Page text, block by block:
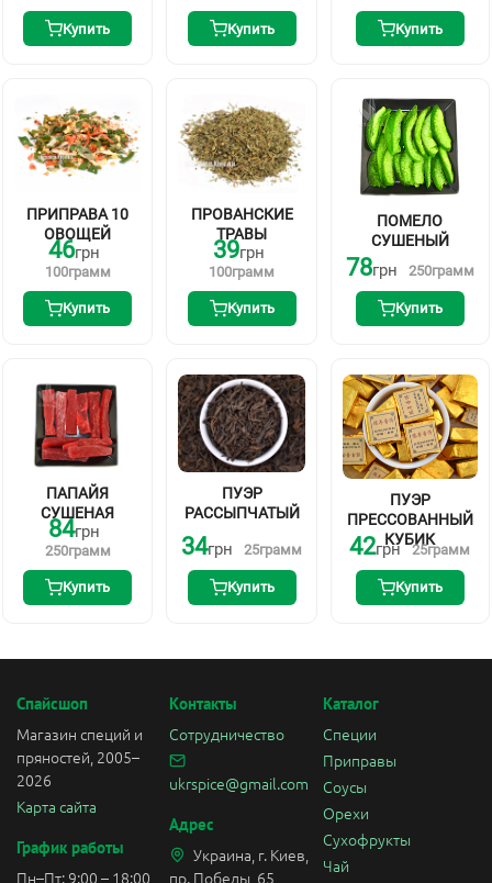
Купить Купить Купить
ПРИПРАВА 10
ОВОЩЕЙ
46грн
100грамм
Купить
ПРОВАНСКИЕ
ТРАВЫ
39грн
100грамм
Купить
ПОМЕЛО
СУШЕНЫЙ
78грн 250грамм
Купить
ПАПАЙЯ
СУШЕНАЯ
84грн
250грамм
Купить
ПУЭР
РАССЫПЧАТЫЙ
34грн 25грамм
Купить
ПУЭР
ПРЕССОВАННЫЙ
КУБИК
42грн 25грамм
Купить
Спайсшоп
Магазин специй и
пряностей, 2005–
2026
Карта сайта
График работы
Пн–Пт: 9:00 – 18:00
Контакты
Сотрудничество
ukrspice@gmail.com
Адрес
Украина, г. Киев,
пр. Победы, 65
Каталог
Специи
Приправы
Соусы
Орехи
Сухофрукты
Чай